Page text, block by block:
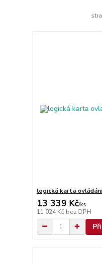
logická karta ovládání
13 339 Kč/ks
11 024 Kč bez DPH